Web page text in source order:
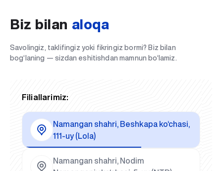
Biz bilan aloqa
Savolingiz, taklifingiz yoki fikringiz bormi? Biz bilan
bog‘laning — sizdan eshitishdan mamnun bo‘lamiz.
Filiallarimiz:
Namangan shahri, Beshkapa ko‘chasi,
111-uy (Lola)
Namangan shahri, Nodim